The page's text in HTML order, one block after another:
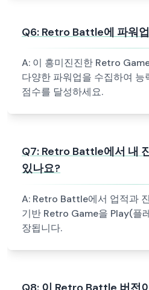
Q6: Retro Battle에 파워
A: 이 흥미진진한 Retro
다양한 파워업을 수집하여
점수를 달성하세요.
Q7: Retro Battle에서 내
있나요?
A: Retro Battle에서 업적과
기반 Retro Game을 Play(플
장됩니다.